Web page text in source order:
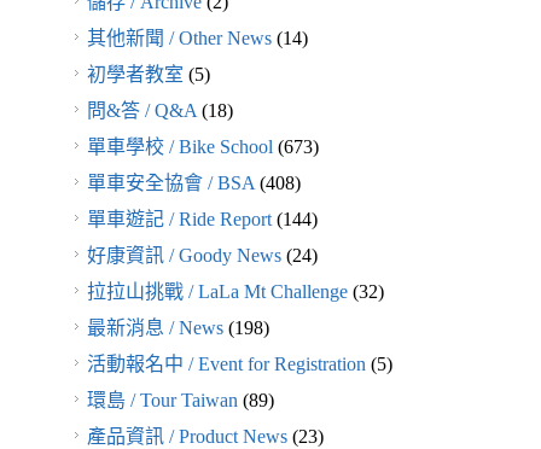
其他新聞 / Other News(14)
初學者教室 (5)
問&答 / Q&A(18)
單車學校 / Bike School(673)
單車安全協會 / BSA(408)
單車遊記 / Ride Report(144)
好康資訊 / Goody News(24)
拉拉山挑戰 / LaLa Mt Challenge(32)
最新消息 / News(198)
活動報名中 / Event for Registration(5)
環島 / Tour Taiwan(89)
產品資訊 / Product News(23)